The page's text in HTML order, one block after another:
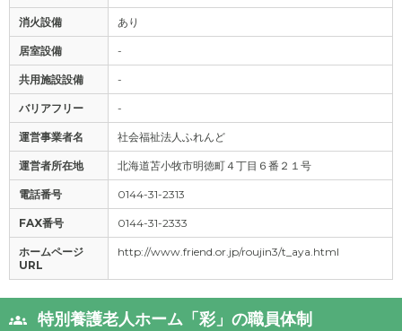
消火設備 あり
居室設備 -
共用施設設備 -
バリアフリー -
運営事業者名 社会福祉法人ふれんど
運営者所在地 北海道苫小牧市明徳町４丁目６番２１号
電話番号 0144-31-2313
FAX番号 0144-31-2333
ホームページ
URL
http://www.friend.or.jp/roujin3/t_aya.html
特別養護老人ホーム「彩」の職員体制